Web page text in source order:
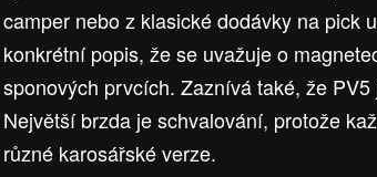
camper nebo z klasické dodávky na pick
konkrétní popis, že se uvažuje o
sponových prvcích. Zaznívá také, že
Největší brzda je schvalování, protože
různé karosářské verze.